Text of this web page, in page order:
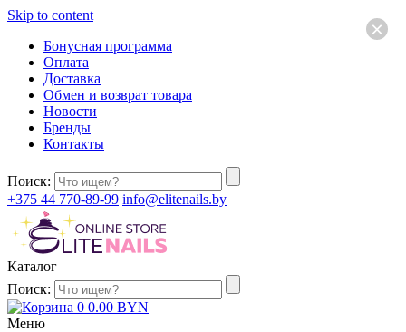
Skip to content
Бонусная программа
Оплата
Доставка
Обмен и возврат товара
Новости
Бренды
Контакты
Поиск:
+375 44 770-89-99 info@elitenails.by
Каталог
Поиск:
0 0.00 BYN
Меню
×